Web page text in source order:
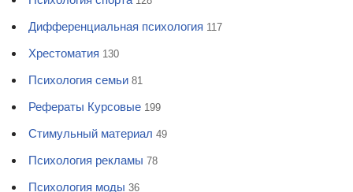
Дифференциальная психология 117
Хрестоматия 130
Психология семьи 81
Рефераты Курсовые 199
Стимульный материал 49
Психология рекламы 78
Психология моды 36